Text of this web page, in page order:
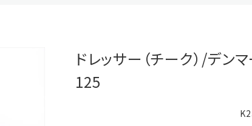
ドレッサー（チーク）/デン
125